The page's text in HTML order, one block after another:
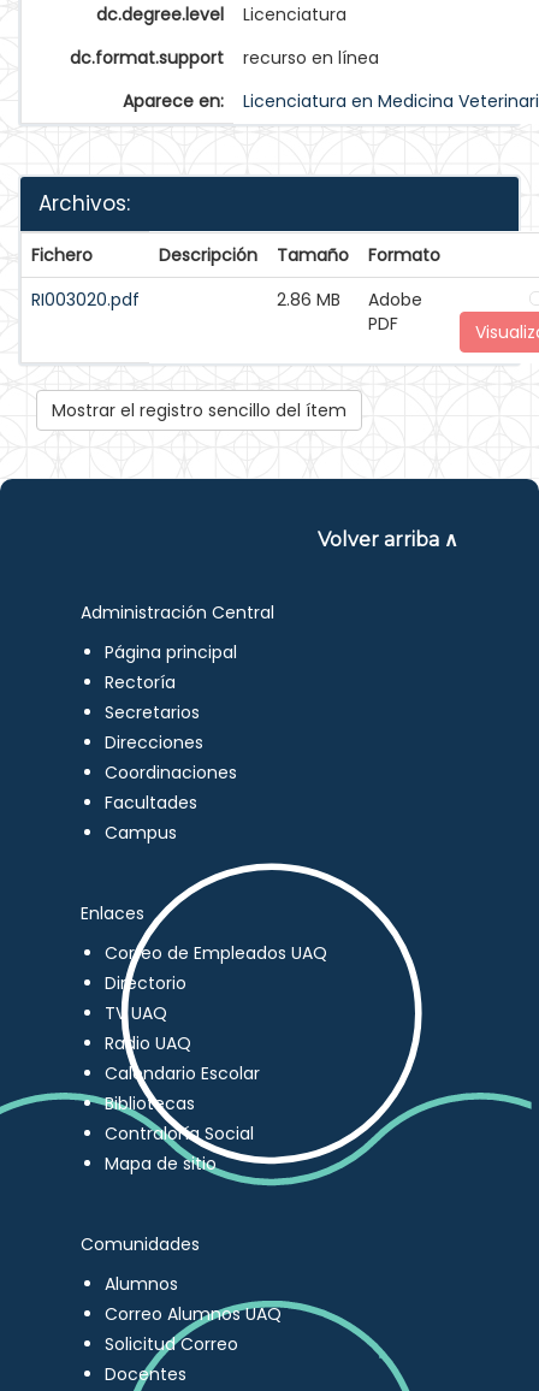
dc.degree.level
Licenciatura
dc.format.support
recurso en línea
Aparece en:
Licenciatura en Medicina
Archivos:
Fichero Descripción Tamaño
Formato
RI003020.pdf
2.86 MB
Adobe
PDF
Mostrar el registro sencillo del ítem
Volver arriba ∧
Administración Central
Página principal
Rectoría
Secretarios
Direcciones
Coordinaciones
Facultades
Campus
Enlaces
Correo de Empleados UAQ
Directorio
TV UAQ
Radio UAQ
Calendario Escolar
Bibliotecas
Contraloría Social
Mapa de sitio
Comunidades
Alumnos
Correo Alumnos UAQ
Solicitud Correo
Docentes